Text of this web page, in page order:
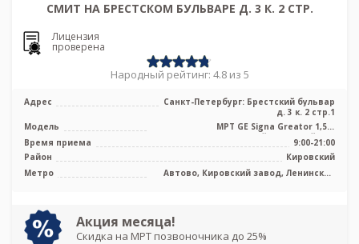
СМИТ НА БРЕСТСКОМ БУЛЬВАРЕ Д. 3 К. 2 СТР.
Лицензия
проверена
Народный рейтинг: 4.8 из 5
Адрес
Санкт-Петербург: Брестский бульвар
д. 3 к. 2 стр.1
Модель
МРТ GE Signa Greator 1,5 т
высокопольный закрытый тип
Время приема
9:00-21:00
Район
Кировский
Метро
Автово, Кировский завод, Ленинский
Акция месяца!
Скидка на МРТ позвоночника до 25%